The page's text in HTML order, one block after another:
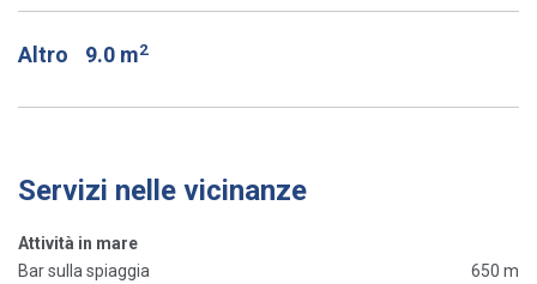
Altro 9.0 m2
Servizi nelle vicinanze
Attività in mare
Bar sulla spiaggia
650 m